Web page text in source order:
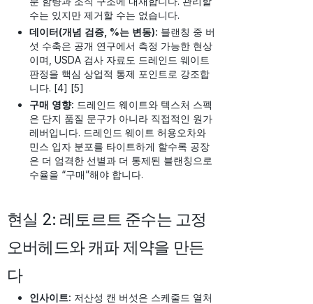
수는 있지만 제거할 수는 없습니다.
데이터(개념 검증, %는 변동): 블랜칭 중 버
섯 수축은 공개 연구에서 측정 가능한 현상
이며, USDA 검사 자료도 드레인드 웨이트
판정을 핵심 상업적 통제 포인트로 강조합
니다. [4] [5]
구매 영향: 드레인드 웨이트와 텍스처 스펙
은 단지 품질 문구가 아니라 직접적인 원가
레버입니다. 드레인드 웨이트 허용오차와
민스 입자 분포를 타이트하게 할수록 공장
은 더 엄격한 선별과 더 통제된 블랜칭으로
수율을 “구매”해야 합니다.
현실 2: 레토르트 준수는 고정
오버헤드와 캐파 제약을 만든
다
인사이트: 저산성 캔 버섯은 스케줄드 열처